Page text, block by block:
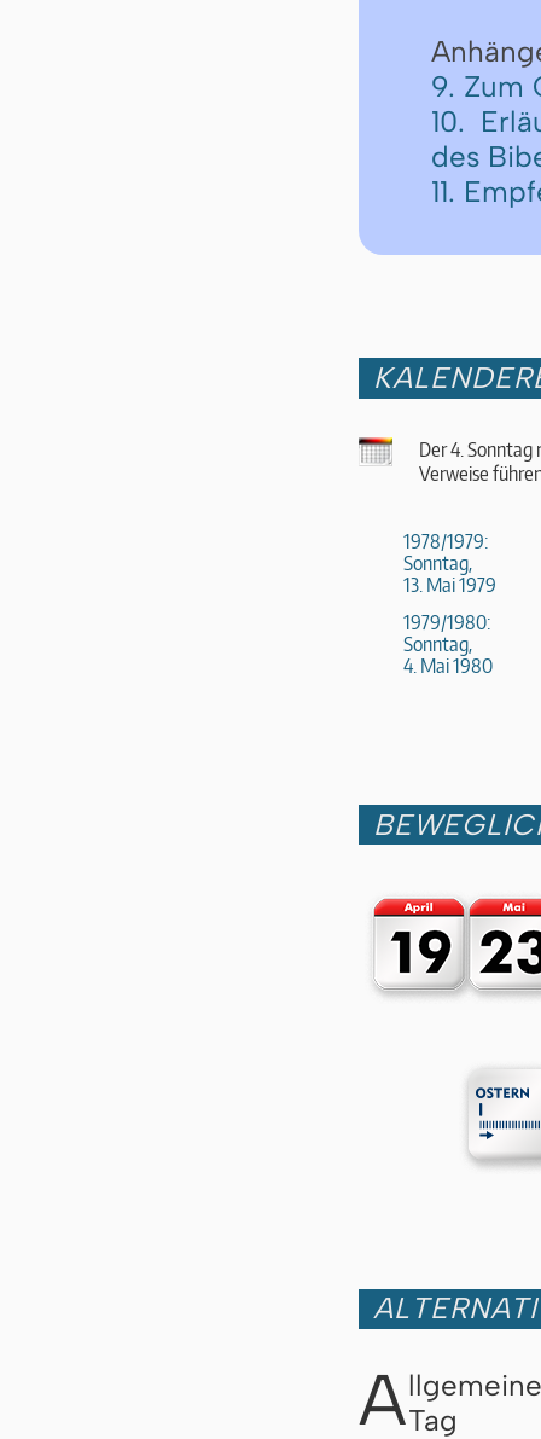
9. Zum
10.
des
11.
Der 4. Sonntag
Verweise
1978/1979:
Sonntag,
13. Mai 1979
1979/1980:
Sonntag,
4. Mai 1980
ATag